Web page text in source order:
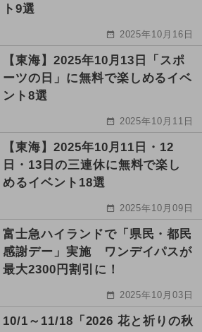
ト9選
2025年10月16日
【東海】2025年10月13日「スポ
ーツの日」に無料で楽しめるイベ
ント8選
2025年10月11日
【東海】2025年10月11日・12
日・13日の三連休に無料で楽し
めるイベント18選
2025年10月09日
富士急ハイランドで「県民・都民
感謝デー」実施 ワンデイパスが
最大2300円割引に！
2025年10月03日
10/1～11/18「2026 花と祈りの秋